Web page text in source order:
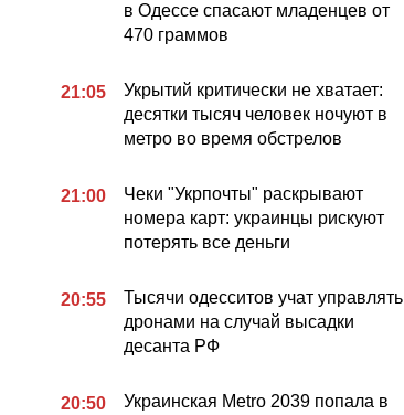
в Одессе спасают младенцев от
470 граммов
21:05
Укрытий критически не хватает:
десятки тысяч человек ночуют в
метро во время обстрелов
21:00
Чеки "Укрпочты" раскрывают
номера карт: украинцы рискуют
потерять все деньги
20:55
Тысячи одесситов учат управлять
дронами на случай высадки
десанта РФ
20:50
Украинская Metro 2039 попала в